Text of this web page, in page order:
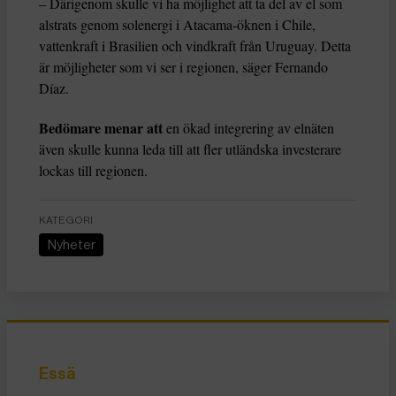
alstrats genom solenergi i Atacama-öknen i Chile,
vattenkraft i Brasilien och vindkraft från Uruguay. Detta
är möjligheter som vi ser i regionen, säger Fernando
Díaz.
Bedömare menar atten ökad integrering av elnäten
även skulle kunna leda till att fler utländska investerare
lockas till regionen.
KATEGORI
Nyheter
Essä